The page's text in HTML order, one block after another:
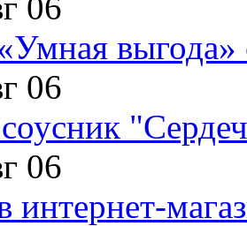
выгода»
06
06
интернет-